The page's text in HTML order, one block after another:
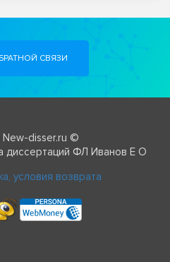
СВЯЗИ
disser.ru ©
диссертаций ФЛ Иванов Е О
условия возврата